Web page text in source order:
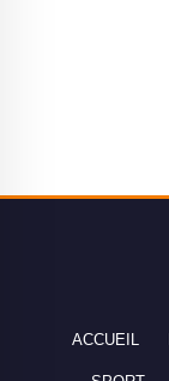
ACCUEIL